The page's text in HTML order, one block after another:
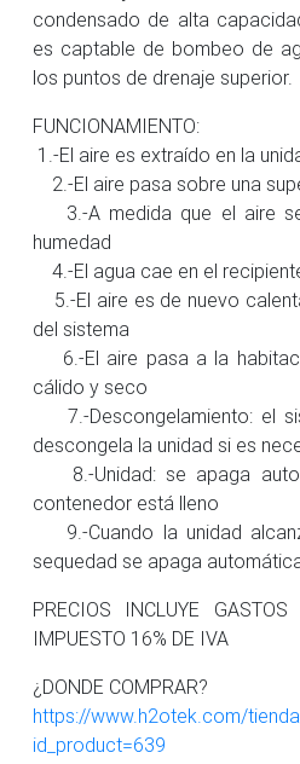
condensado de alta
es captable de bombeo de
los puntos de drenaje superior.
FUNCIONAMIENTO:
1.-El aire es extraído en la
2.-El aire pasa sobre una
3.-A medida que el aire
humedad
4.-El agua cae en el
5.-El aire es de nuevo
del sistema
6.-El aire pasa a la
cálido y seco
7.-Descongelamiento: el
descongela la unidad si es
8.-Unidad: se apaga
contenedor está lleno
9.-Cuando la unidad
sequedad se apaga
PRECIOS INCLUYE
IMPUESTO 16% DE IVA
¿DONDE COMPRAR?
https://www.h2otek.com/
id_product=639